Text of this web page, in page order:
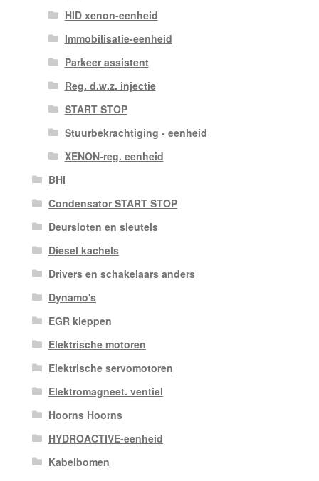
HID xenon-eenheid
Immobilisatie-eenheid
Parkeer assistent
Reg. d.w.z. injectie
START STOP
Stuurbekrachtiging - eenheid
XENON-reg. eenheid
BHI
Condensator START STOP
Deursloten en sleutels
Diesel kachels
Drivers en schakelaars anders
Dynamo's
EGR kleppen
Elektrische motoren
Elektrische servomotoren
Elektromagneet. ventiel
Hoorns Hoorns
HYDROACTIVE-eenheid
Kabelbomen